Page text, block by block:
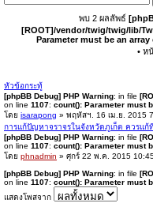
พบ 2 ผลลัพธ์
[ROOT]/vendor/twig/twig/lib/
Parameter must be an
• ห
หัวข้อกระทู้
[phpBB Debug] PHP Warning: in file
on line 1107: count(): Parameter must
โดย isarapong » พฤหัสฯ. 16 เม.ย. 2015
การแก้ปัญหาจราจรในจังหวัดภูเก็ต ควรแก้
[phpBB Debug] PHP Warning: in file
on line 1107: count(): Parameter must
โดย phnadmin » ศุกร์ 22 พ.ค. 2015
[phpBB Debug] PHP Warning: in file
on line 1107: count(): Parameter must
แสดงโพสจาก